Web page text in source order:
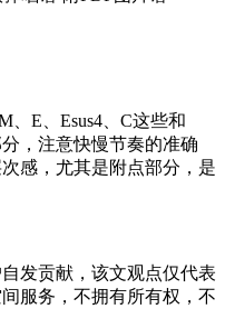
、E、Esus4、C这些和
，注意快慢节奏的准确
感，尤其是附点部分，是
发贡献，该文观点仅代表
服务，不拥有所有权，不